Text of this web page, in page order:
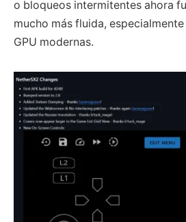
o bloqueos intermitentes ahora
mucho más fluida,
GPU modernas.